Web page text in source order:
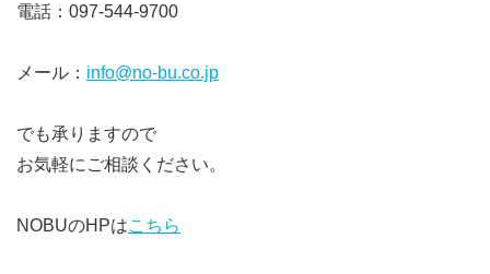
電話：097-544-9700
メール： info@no-bu.co.jp
でも承りますので
お気軽にご相談ください。
NOBUのHPはこちら